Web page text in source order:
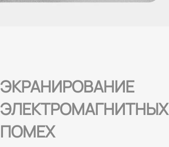
ЭКРАНИРОВАНИЕ
ЭЛЕКТРОМАГНИТНЫХ
ПОМЕХ